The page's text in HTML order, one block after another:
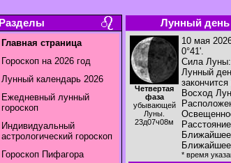
Разделы
Главная страница
Гороскоп на 2026 год
Лунный календарь 2026
Ежедневный лунный
гороскоп
Индивидуальный
астрологический гороскоп
Гороскоп Пифагора
Лунный день
Четвертая
фаза
убывающей
Луны.
23д07ч08м
10 мая
0°41'.
Сила Луны:
Лунный
Восход
Ближайшее
Ближайшее
* время